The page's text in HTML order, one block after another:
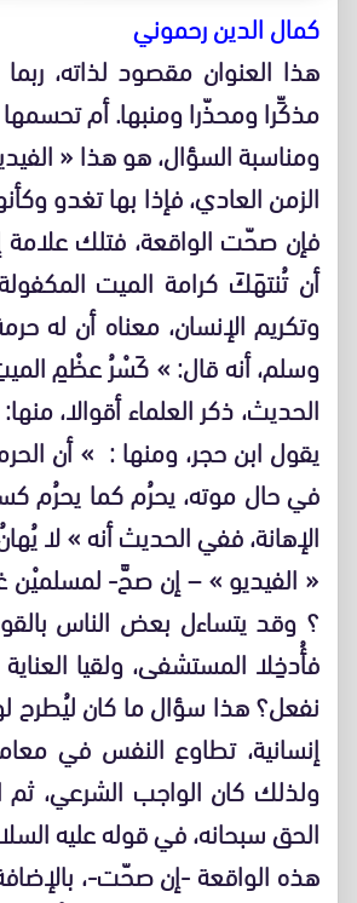
كمال الدين رحموني
هذا العنوان مقصود لذاته،
مذكِّرا ومحذّرا ومنبها. أم
ومناسبة السؤال، هو هذا «
الزمن العادي، فإذا بها تغدو
فإن صحّت الواقعة، فتلك علامة
وتكريم الإنسان، معناه أن له
وسلم، أنه قال: » كَسْرُ عظْمِ
الحديث، ذكر العلماء أقوالا،
يقول ابن حجر، ومنها : » أن
في حال موته، يحرُم كما يحرُم
الإهانة، ففي الحديث أنه » لا
« الفيديو » – إن صحَّ- لمسلميْن
؟ وقد يتساءل بعض الناس
فأُدخِلا المستشفى، ولقيا
نفعل؟ هذا سؤال ما كان ليُطرح
إنسانية، تطاوع النفس في
ولذلك كان الواجب الشرعي، ثم
الحق سبحانه، في قوله عليه
هذه الواقعة -إن صحّت-،